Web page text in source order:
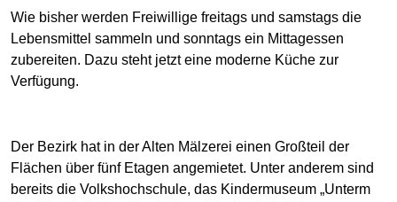
Wie bisher werden Freiwillige freitags und samstags die
Lebensmittel sammeln und sonntags ein Mittagessen
zubereiten. Dazu steht jetzt eine moderne Küche zur
Verfügung.
Der Bezirk hat in der Alten Mälzerei einen Großteil der
Flächen über fünf Etagen angemietet. Unter anderem sind
bereits die Volkshochschule, das Kindermuseum „Unterm